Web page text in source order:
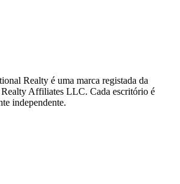
Realty é uma marca registada da
Affiliates LLC. Cada escritório é
independente.